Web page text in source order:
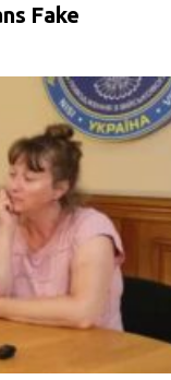
Fake